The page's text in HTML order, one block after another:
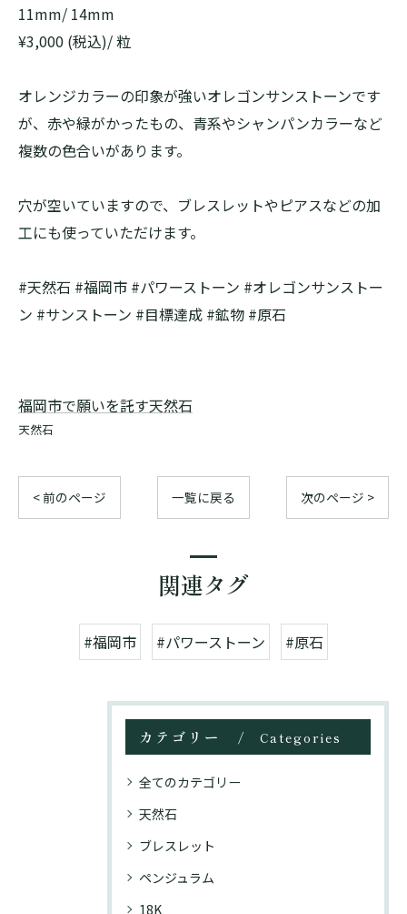
11mm/ 14mm
¥3,000 (税込)/ 粒
オレンジカラーの印象が強いオレゴンサンストーンです
が、赤や緑がかったもの、青系やシャンパンカラーなど
複数の色合いがあります。
穴が空いていますので、ブレスレットやピアスなどの加
工にも使っていただけます。
#天然石 #福岡市 #パワーストーン #オレゴンサンストー
ン #サンストーン #目標達成 #鉱物 #原石
福岡市で願いを託す天然石
天然石
< 前のページ 一覧に戻る 次のページ >
関連タグ
#福岡市 #パワーストーン #原石
カテゴリー Categories
全てのカテゴリー
天然石
ブレスレット
ペンジュラム
18K